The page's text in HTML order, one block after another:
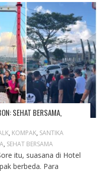
SEHAT BERSAMA,
, KOMPAK, SANTIKA
, SEHAT BERSAMA
itu, suasana di Hotel
berbeda. Para